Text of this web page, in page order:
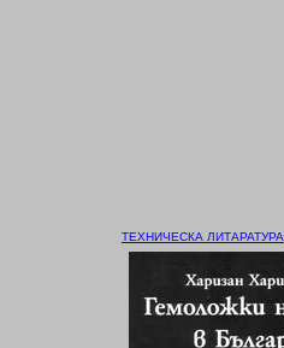
ТЕХНИЧЕСКА ЛИТАРАТУРА